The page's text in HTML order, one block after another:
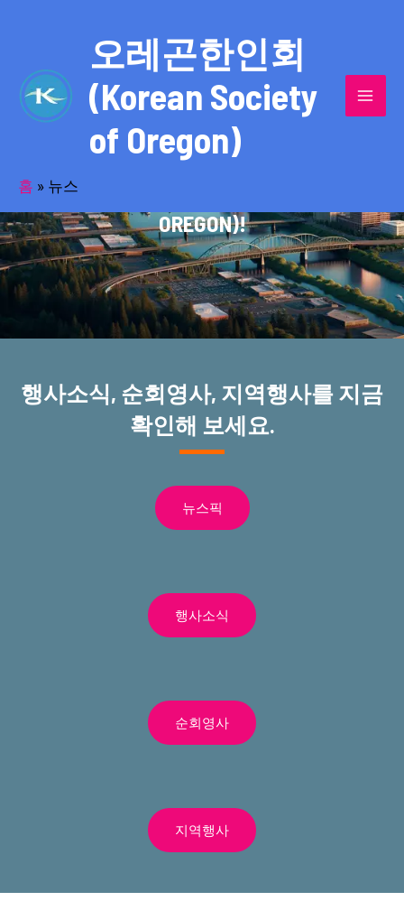
오레곤한인회
(Korean Society
of Oregon)
홈 » 뉴스
반세기의 세월을 품고 동포사회를 섬겨온
오레곤한인회(KOREAN SOCIETY OF
OREGON)!
행사소식, 순회영사, 지역행사를 지금
확인해 보세요.
뉴스픽
행사소식
순회영사
지역행사